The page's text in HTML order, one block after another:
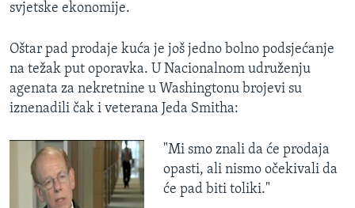
svjetske ekonomije.
Oštar pad prodaje kuća je još jedno bolno podsjećanje
na težak put oporavka. U Nacionalnom udruženju
agenata za nekretnine u Washingtonu brojevi su
iznenadili čak i veterana Jeda Smitha:
"Mi smo znali da će prodaja
opasti, ali nismo očekivali da
će pad biti toliki."